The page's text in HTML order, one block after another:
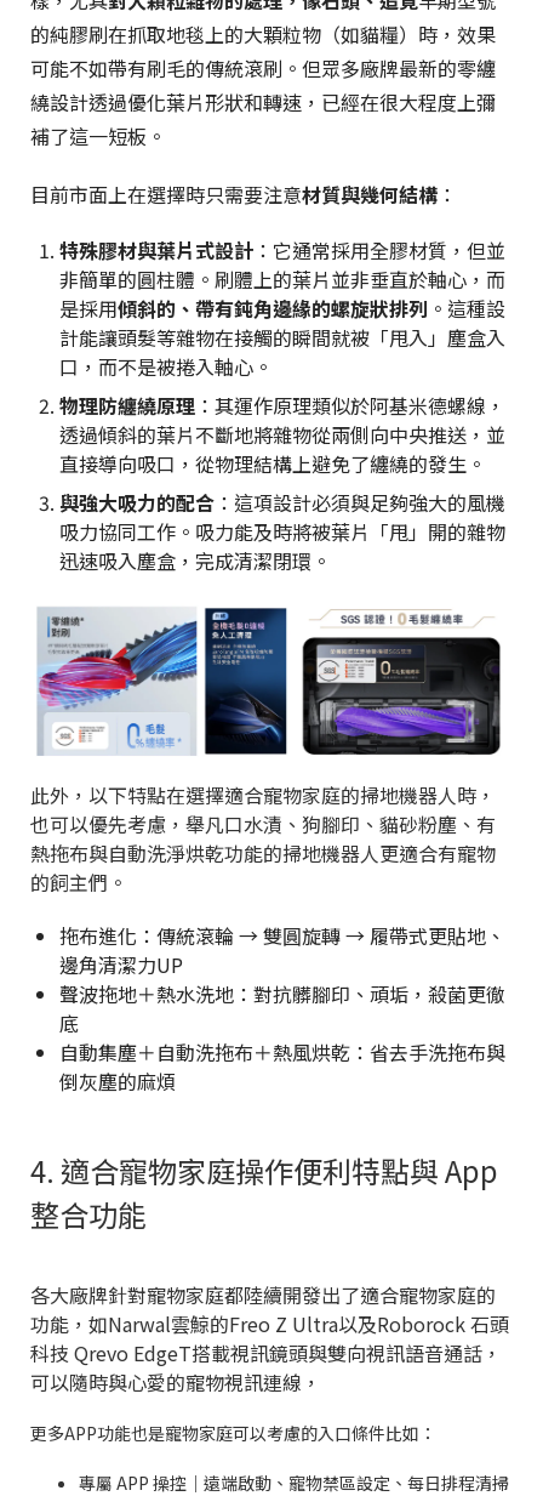
的純膠刷在抓取地毯上的大顆粒物（如貓糧）時，效果
可能不如帶有刷毛的傳統滾刷。但眾多廠牌最新的零纏
繞設計透過優化葉片形狀和轉速，已經在很大程度上彌
補了這一短板。
目前市面上在選擇時只需要注意材質與幾何結構 ：
特殊膠材與葉片式設計 ：它通常採用全膠材質，但並
非簡單的圓柱體。刷體上的葉片並非垂直於軸心，而
是採用傾斜的、帶有鈍角邊緣的螺旋狀排列 。這種設
計能讓頭髮等雜物在接觸的瞬間就被「甩入」塵盒入
口，而不是被捲入軸心。
物理防纏繞原理 ：其運作原理類似於阿基米德螺線，
透過傾斜的葉片不斷地將雜物從兩側向中央推送，並
直接導向吸口，從物理結構上避免了纏繞的發生。
與強大吸力的配合 ：這項設計必須與足夠強大的風機
吸力協同工作。吸力能及時將被葉片「甩」開的雜物
迅速吸入塵盒，完成清潔閉環。
此外，以下特點在選擇適合寵物家庭的掃地機器人時，
也可以優先考慮，舉凡口水漬、狗腳印、貓砂粉塵、有
熱拖布與自動洗淨烘乾功能的掃地機器人更適合有寵物
的飼主們。
拖布進化：傳統滾輪 → 雙圓旋轉 → 履帶式更貼地、
邊角清潔力UP
聲波拖地＋熱水洗地：對抗髒腳印、頑垢，殺菌更徹
底
自動集塵＋自動洗拖布＋熱風烘乾：省去手洗拖布與
倒灰塵的麻煩
4. 適合寵物家庭操作便利特點與 App
整合功能
各大廠牌針對寵物家庭都陸續開發出了適合寵物家庭的
功能，如Narwal雲鯨的Freo Z Ultra以及Roborock 石頭
科技 Qrevo EdgeT搭載視訊鏡頭與雙向視訊語音通話，
可以隨時與心愛的寵物視訊連線，
更多APP功能也是寵物家庭可以考慮的入口條件比如：
專屬 APP 操控｜遠端啟動、寵物禁區設定、每日排程清掃